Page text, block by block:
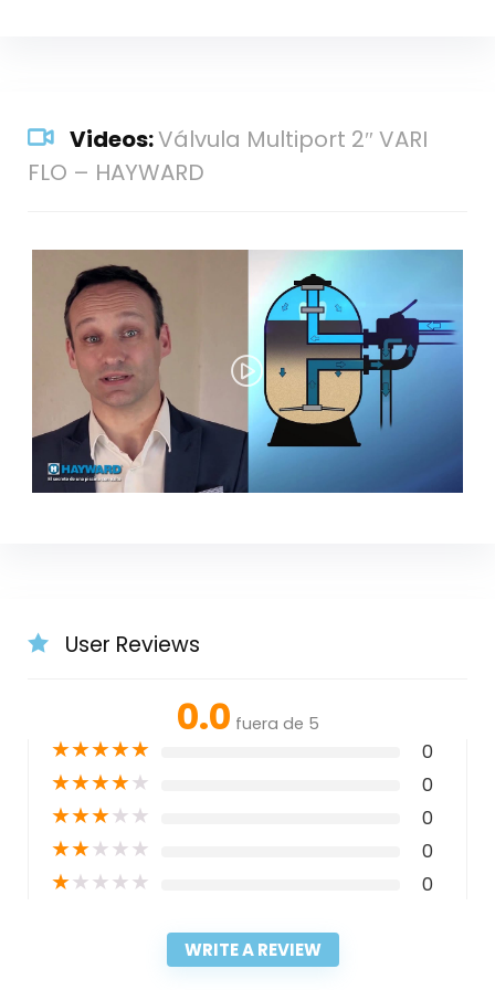
Videos:Válvula Multiport 2″ VARI
FLO – HAYWARD
User Reviews
0.0 fuera de 5
★★★★★ 0
★★★★★ 0
★★★★★ 0
★★★★★ 0
★★★★★ 0
WRITE A REVIEW